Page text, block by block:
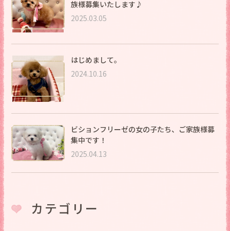
族様募集いたします♪
2025.03.05
はじめまして。
2024.10.16
ビションフリーゼの女の子たち、ご家族様募
集中です！
2025.04.13
カテゴリー